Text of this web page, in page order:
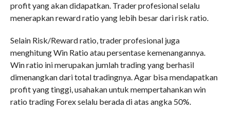
profit yang akan didapatkan. Trader profesional selalu
menerapkan reward ratio yang lebih besar dari risk ratio.
Selain Risk/Reward ratio, trader profesional juga
menghitung Win Ratio atau persentase kemenangannya.
Win ratio ini merupakan jumlah trading yang berhasil
dimenangkan dari total tradingnya. Agar bisa mendapatkan
profit yang tinggi, usahakan untuk mempertahankan win
ratio trading Forex selalu berada di atas angka 50%.